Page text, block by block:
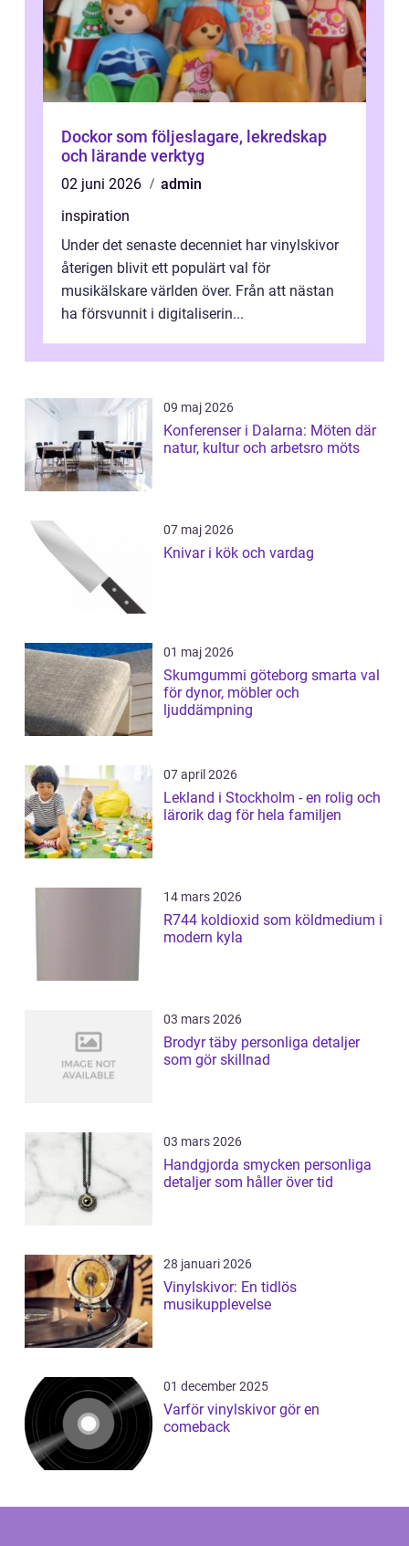
Dockor som följeslagare, lekredskap
och lärande verktyg
02 juni 2026
admin
inspiration
Under det senaste decenniet har vinylskivor
återigen blivit ett populärt val för
musikälskare världen över. Från att nästan
ha försvunnit i digitaliserin...
09 maj 2026
Konferenser i Dalarna: Möten där
natur, kultur och arbetsro möts
07 maj 2026
Knivar i kök och vardag
01 maj 2026
Skumgummi göteborg smarta val
för dynor, möbler och
ljuddämpning
07 april 2026
Lekland i Stockholm - en rolig och
lärorik dag för hela familjen
14 mars 2026
R744 koldioxid som köldmedium i
modern kyla
03 mars 2026
Brodyr täby personliga detaljer
som gör skillnad
03 mars 2026
Handgjorda smycken personliga
detaljer som håller över tid
28 januari 2026
Vinylskivor: En tidlös
musikupplevelse
01 december 2025
Varför vinylskivor gör en
comeback